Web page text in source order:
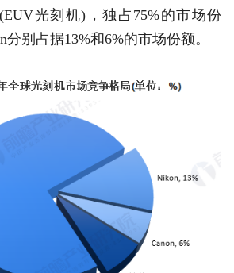
光刻机)，独占75%的市场份
分别占据13%和6%的市场份额。